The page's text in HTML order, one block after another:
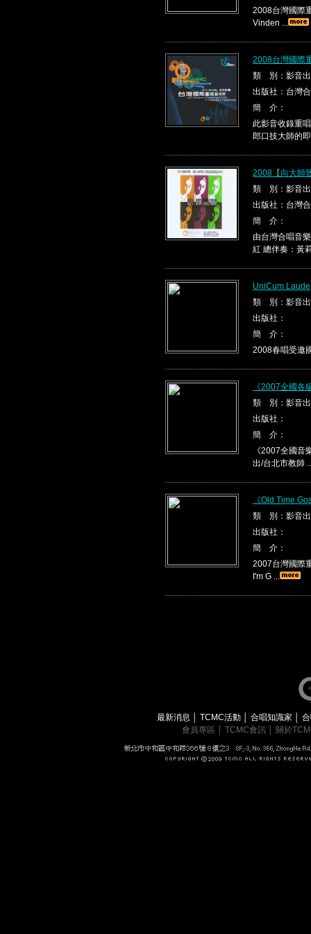
2008台灣國際
Vinden ...
2008台灣國際
類 別：影音
出版社：台灣
簡 介：
此影音收錄重
郎口技大師的
2008【向大師
類 別：影音
出版社：台灣
簡 介：
由台灣合唱音
紅 總伴奏：黃
UniCum Laude
類 別：影音
出版社：
簡 介：
2008春唱受邀
《2007全國各
類 別：影音
出版社：
簡 介：
《2007全國
出/台北市教師
《Old Time
類 別：影音
出版社：
簡 介：
2007台灣國際
I'm G ...
最新消息 TCMC活動 合唱知識家
會員專區
TCMC會訊 關於